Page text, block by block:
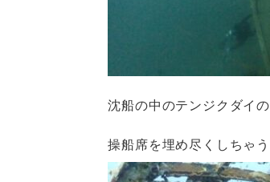
沈船の中のテンジクダイ
操船席を埋め尽くしちゃう